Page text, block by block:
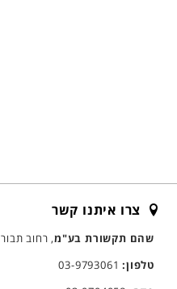
צרו איתנו קשר
שהם תקשורת בע"מ, רחוב תבור 88, ת.ד 1519 שהם
טלפון:03-9793061